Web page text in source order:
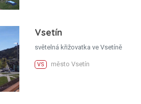
Vsetín
světelná křižovatka ve Vsetíně
VS město Vsetín